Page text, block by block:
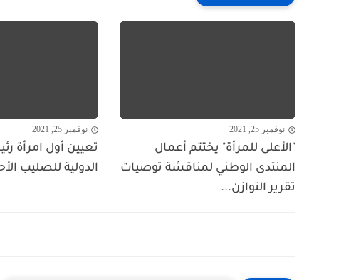
نوفمبر 25, 2021
"الأعلى للمرأة" يختتم أعمال
المنتدى الوطني لمناقشة توصيات
تقرير التوازن...
نوفمبر 25, 2021
تعيين أول امرأة
الدولية للصليب